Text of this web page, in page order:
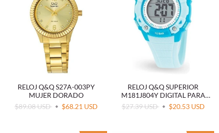
RELOJ Q&Q S27A-003PY
MUJER DORADO
$89.08 USD
$68.21 USD
RELOJ Q&Q SUPERIOR
M181J804Y DIGITAL PARA
MUJER
$27.39 USD $20.53 USD